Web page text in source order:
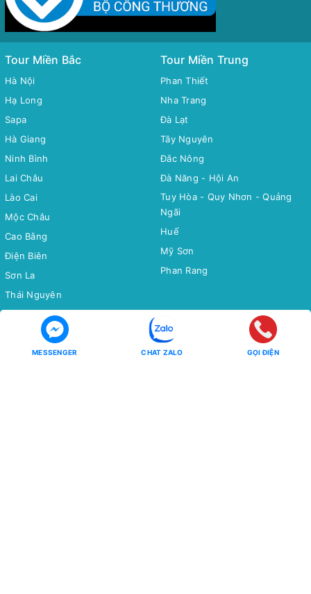
Tour Miền Bắc
Hà Nội
Hạ Long
Sapa
Hà Giang
Ninh Bình
Lai Châu
Lào Cai
Mộc Châu
Cao Bằng
Điện Biên
Sơn La
Thái Nguyên
Tour Miền Trung
Phan Thiết
Nha Trang
Đà Lạt
Tây Nguyên
Đắc Nông
Đà Năng - Hội An
Tuy Hòa - Quy Nhơn - Quảng
Ngãi
Huế
Mỹ Sơn
Phan Rang
Tour Miền Nam Tour Quốc tế
MESSENGER CHAT ZALO GỌI ĐIỆN